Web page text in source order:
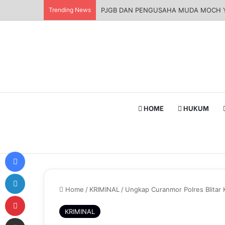
Trending News PJGB DAN PENGUSAHA MUDA
HOME HUKUM
Home / KRIMINAL / Ungkap Curanmor Polres Blitar
KRIMINAL
Facebook
LinkedIn